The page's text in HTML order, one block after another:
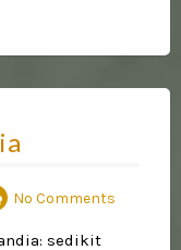
No Comments
sedikit